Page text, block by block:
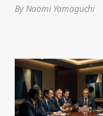
By Naomi Yamaguchi